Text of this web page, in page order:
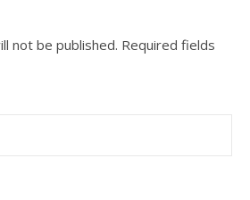
not be published. Required fields